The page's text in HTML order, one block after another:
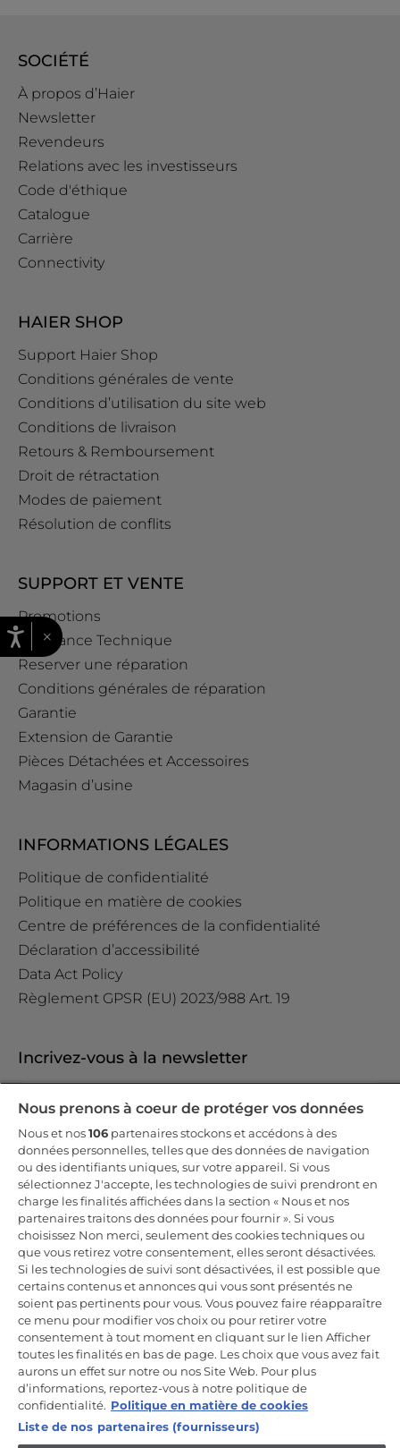
SOCIÉTÉ
À propos d’Haier
Newsletter
Revendeurs
Relations avec les investisseurs
Code d'éthique
Catalogue
Carrière
Connectivity
HAIER SHOP
Support Haier Shop
Conditions générales de vente
Conditions d’utilisation du site web
Conditions de livraison
Retours & Remboursement
Droit de rétractation
Modes de paiement
Résolution de conflits
SUPPORT ET VENTE
Promotions
Assistance Technique
Reserver une réparation
Conditions générales de réparation
Garantie
Extension de Garantie
Pièces Détachées et Accessoires
Magasin d’usine
INFORMATIONS LÉGALES
Politique de confidentialité
Politique en matière de cookies
Centre de préférences de la confidentialité
Déclaration d’accessibilité
Data Act Policy
Règlement GPSR (EU) 2023/988 Art. 19
Incrivez-vous à la newsletter
première commande
CANDY HOOVER GROUP S.r.I. - Associé unique - SIÈGE SOCIAL :
Via Comolli, 57 - 20861 Brugherio (MB) - Italie - SIÈGES
ADMINISTRATIFS : Via Privata Eden Fumagalli snc - 20861
Brugherio (MB) et Via Trento n. 20/A-22 - 20871 Vimercate (MB) -
Italie - Tél. : +39.039.2086.1 - Fax : +39.039.2086.237 - Capital social
35 000 000,00 € iv - Cod. Code fiscal et numéro d'inscription au
registre du commerce de Milan-Monza-Brianza-Lodi 04666310158 -
Numéro de TVA 00786860965 - Numéro REA : MB-1033934 -
Autorisation IT AEOF 211870 - Société soumise aux activités de
gestion et de coordination de Candy S.p.A.
FR / Français
×
Nous prenons à coeur de protéger vos données
Nous et nos106 partenaires stockons et accédons à des
données personnelles, telles que des données de navigation
ou des identifiants uniques, sur votre appareil. Si vous
sélectionnez J'accepte, les technologies de suivi prendront en
charge les finalités affichées dans la section « Nous et nos
partenaires traitons des données pour fournir ». Si vous
choisissez Non merci, seulement des cookies techniques ou
que vous retirez votre consentement, elles seront désactivées.
Si les technologies de suivi sont désactivées, il est possible que
certains contenus et annonces qui vous sont présentés ne
soient pas pertinents pour vous. Vous pouvez faire réapparaître
ce menu pour modifier vos choix ou pour retirer votre
consentement à tout moment en cliquant sur le lien Afficher
toutes les finalités en bas de page. Les choix que vous avez fait
aurons un effet sur notre ou nos Site Web. Pour plus
d’informations, reportez-vous à notre politique de
confidentialité. Politique en matière de cookies
Liste de nos partenaires (fournisseurs)